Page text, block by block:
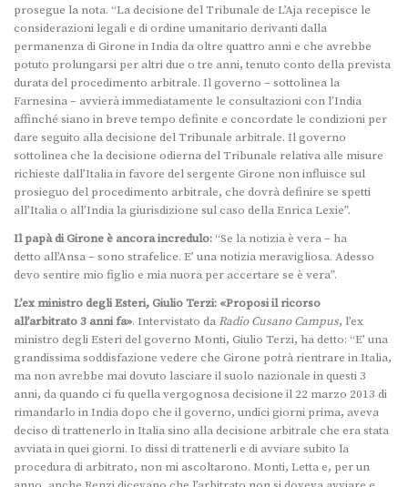
prosegue la nota. “La decisione del Tribunale de L’Aja recepisce le
considerazioni legali e di ordine umanitario derivanti dalla
permanenza di Girone in India da oltre quattro anni e che avrebbe
potuto prolungarsi per altri due o tre anni, tenuto conto della prevista
durata del procedimento arbitrale. Il governo – sottolinea la
Farnesina – avvierà immediatamente le consultazioni con l’India
affinché siano in breve tempo definite e concordate le condizioni per
dare seguito alla decisione del Tribunale arbitrale. Il governo
sottolinea che la decisione odierna del Tribunale relativa alle misure
richieste dall’Italia in favore del sergente Girone non influisce sul
prosieguo del procedimento arbitrale, che dovrà definire se spetti
all’Italia o all’India la giurisdizione sul caso della Enrica Lexie”.
Il papà di Girone è ancoraincredulo: “Se la notizia è vera – ha
detto all’Ansa – sono strafelice. E’ una notizia meravigliosa. Adesso
devo sentire mio figlio e mia nuora per accertare se è vera”.
L’ex ministro degli Esteri, Giulio Terzi: «Proposi il ricorso
all’arbitrato3 anni fa». Intervistato daRadio Cusano Campus, l’ex
ministro degli Esteri del governo Monti, Giulio Terzi, ha detto: “E’ una
grandissima soddisfazione vedere che Girone potrà rientrare in Italia,
ma non avrebbe mai dovuto lasciare il suolo nazionale in questi 3
anni, da quando ci fu quella vergognosa decisione il 22 marzo 2013 di
rimandarlo in India dopo che il governo, undici giorni prima, aveva
deciso di trattenerlo in Italia sino alla decisione arbitrale che era stata
avviata in quei giorni. Io dissi di trattenerli e di avviare subito la
procedura di arbitrato, non mi ascoltarono. Monti, Letta e, per un